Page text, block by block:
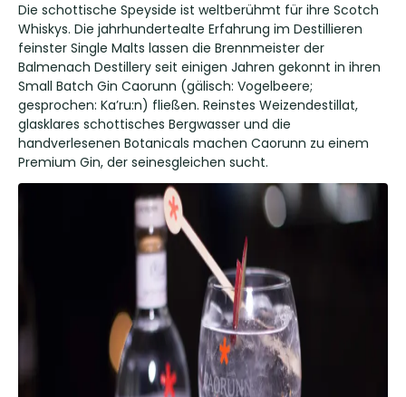
Die schottische Speyside ist weltberühmt für ihre Scotch
Whiskys. Die jahrhundertealte Erfahrung im Destillieren
feinster Single Malts lassen die Brennmeister der
Balmenach Destillery seit einigen Jahren gekonnt in ihren
Small Batch Gin Caorunn (gälisch: Vogelbeere;
gesprochen: Ka’ru:n) fließen. Reinstes Weizendestillat,
glasklares schottisches Bergwasser und die
handverlesenen Botanicals machen Caorunn zu einem
Premium Gin, der seinesgleichen sucht.